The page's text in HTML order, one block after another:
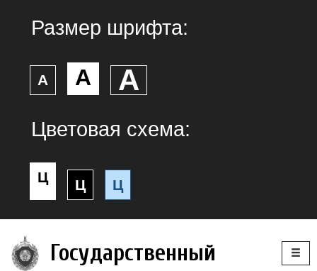
Размер шрифта:
А А А
Цветовая схема:
Ц Ц Ц
Государственный